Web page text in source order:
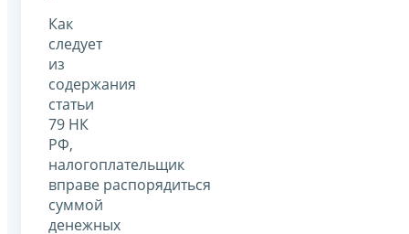
Как
следует
из
содержания
статьи
79 НК
РФ,
налогоплательщик
вправе распорядиться
суммой
денежных